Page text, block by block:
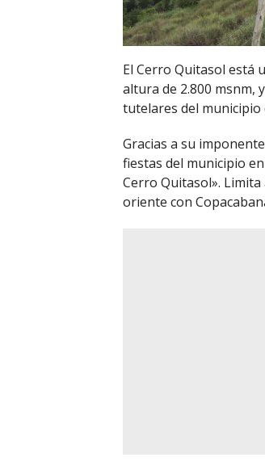
El Cerro Quitasol está
altura de 2.800 msnm,
tutelares del municipio
Gracias a su
fiestas del municipio
Cerro Quitasol».
oriente con